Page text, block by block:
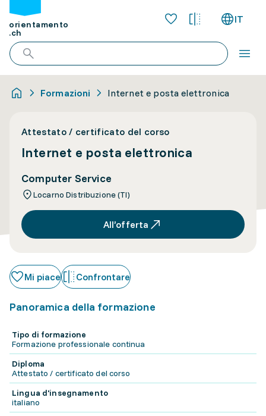
orientamento
.ch
IT
Formazioni Internet e posta elettronica
Attestato / certificato del corso
Internet e posta elettronica
Computer Service
Locarno Distribuzione (TI)
All’offerta
Mi piace Confrontare
Panoramica della formazione
Tipo di formazione
Formazione professionale continua
Diploma
Attestato / certificato del corso
Lingua d'insegnamento
italiano